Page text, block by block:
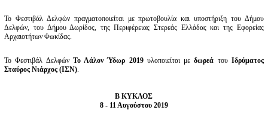
Το Φεστιβάλ Δελφών πραγματοποιείται με πρωτοβουλία και υποστήριξη του Δήμου
Δελφών, του Δήμου Δωρίδος, της Περιφέρειας Στερεάς Ελλάδας και της Εφορείας
Αρχαιοτήτων Φωκίδας.
Το Φεστιβάλ Δελφών Το Λάλον Ύδωρ 2019υλοποιείται μεδωρεά του Ιδρύματος
Σταύρος Νιάρχος (ΙΣΝ).
Β ΚΥΚΛΟΣ
8 - 11 Αυγούστου 2019